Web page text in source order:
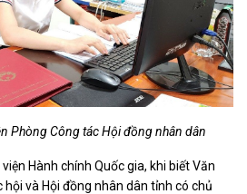
Phòng Công tác Hội đồng nhân dân
Hành chính Quốc gia, khi biết Văn
và Hội đồng nhân dân tỉnh có chủ